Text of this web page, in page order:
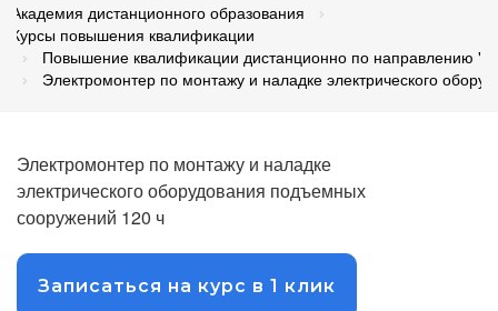
Академия дистанционного образования
Курсы повышения квалификации
Повышение квалификации дистанционно по направлению
Электромонтер по монтажу и наладке электрического
Электромонтер по монтажу и наладке
электрического оборудования подъемных
сооружений 120 ч
Записаться на курс в 1 клик